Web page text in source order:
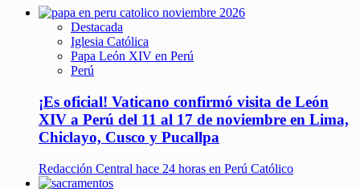
Destacada
Iglesia Católica
Papa León XIV en Perú
Perú
¡Es oficial! Vaticano confirmó visita de León
XIV a Perú del 11 al 17 de noviembre en Lima,
Chiclayo, Cusco y Pucallpa
Redacción Central hace 24 horas en Perú Católico